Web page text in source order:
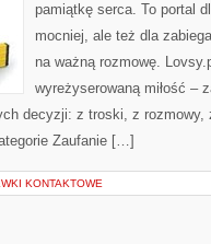
pamiątkę serca. To portal
mocniej, ale też dla
na ważną rozmowę.
wyreżyserowaną miłość –
decyzji: z troski, z
Zaufanie […]
KONTAKTOWE